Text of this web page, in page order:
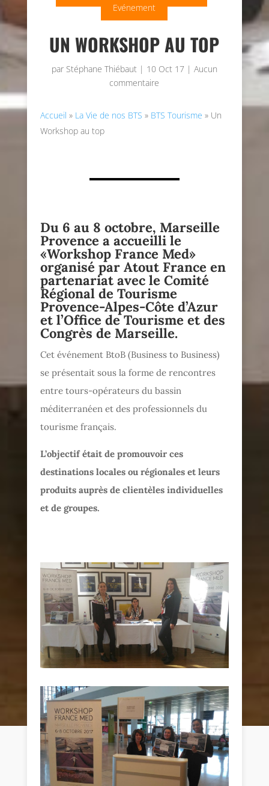
Evénement
UN WORKSHOP AU TOP
par Stéphane Thiébaut| 10 Oct 17| Aucun
commentaire
Accueil » La Vie de nos BTS » BTS Tourisme » Un
Workshop au top
Du 6 au 8 octobre, Marseille
Provence a accueilli le
«Workshop France Med»
organisé par Atout France en
partenariat avec le Comité
Régional de Tourisme
Provence-Alpes-Côte d’Azur
et l’Office de Tourisme et des
Congrès de Marseille.
Cet événement BtoB (Business to Business)
se présentait sous la forme de rencontres
entre tours-opérateurs du bassin
méditerranéen et des professionnels du
tourisme français.
L’objectif était de promouvoir ces
destinations locales ou régionales et leurs
produits auprès de clientèles individuelles
et de groupes.